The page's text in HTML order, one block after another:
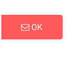
OK